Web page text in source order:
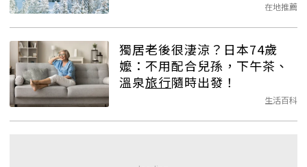
在地推薦
獨居老後很淒涼？日本74歲
嬤：不用配合兒孫，下午茶、
溫泉旅行隨時出發！
生活百科